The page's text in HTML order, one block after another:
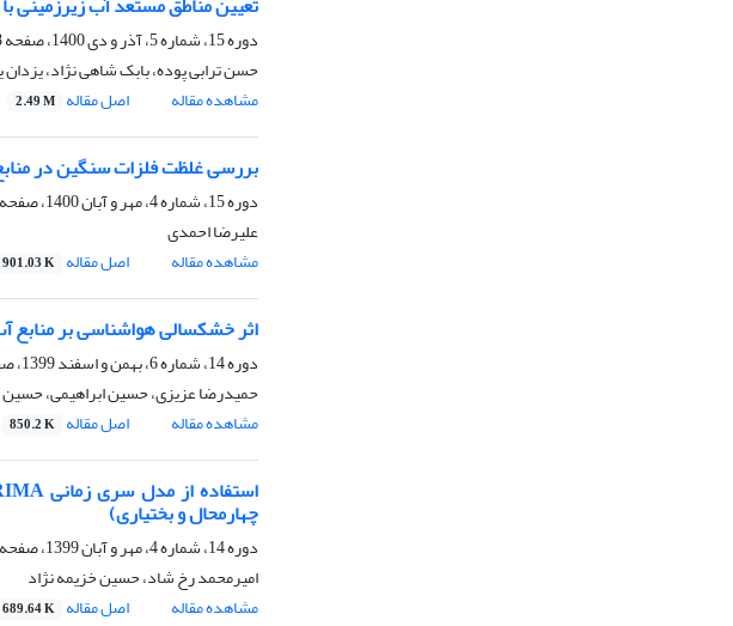
دوره 15، شماره 5، آذر و دی 1400، صفحه
حسن ترابی پوده، بابک شاهی نژاد، یزدان
مشاهده مقاله
اصل مقاله 2.49 M
بررسی غلظت فلزات سنگین در
دوره 15، شماره 4، مهر و آبان 1400، صفحه
علیرضا احمدی
مشاهده مقاله
اصل مقاله 901.03 K
اثر خشکسالی هواشناسی بر منابع
دوره 14، شماره 6، بهمن و اسفند 1399، صفحه
حمیدرضا عزیزی، حسین ابراهیمی، حسین
مشاهده مقاله
اصل مقاله 850.2 K
چهارمحال و بختیاری)
دوره 14، شماره 4، مهر و آبان 1399، صفحه
امیرمحمد رخ شاد، حسین خزیمه نژاد
مشاهده مقاله
اصل مقاله 689.64 K